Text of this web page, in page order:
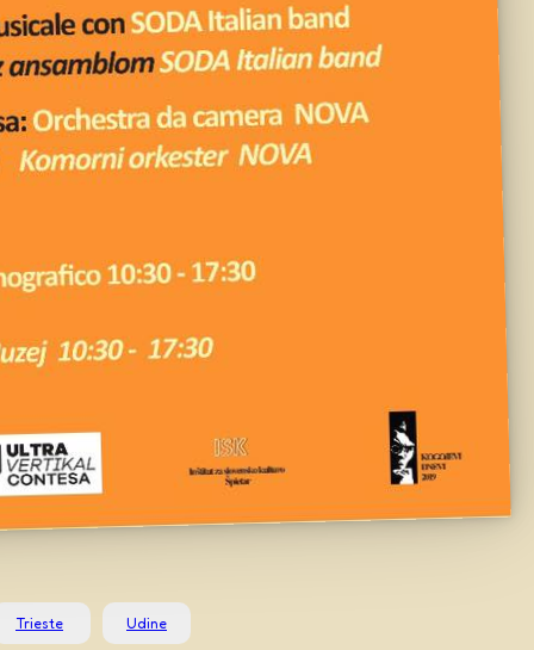
Trieste Udine